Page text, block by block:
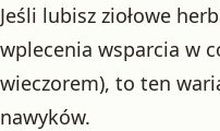
Jeśli lubisz ziołowe
wplecenia wsparcia w
wieczorem), to ten
nawyków.